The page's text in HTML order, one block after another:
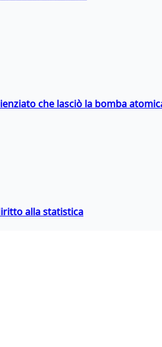
che lasciò la bomba
alla statistica